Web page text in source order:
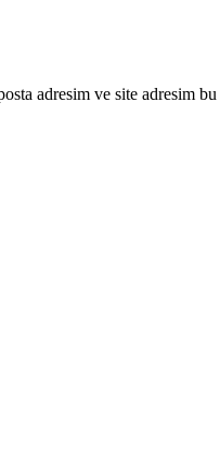
adresim ve site adresim